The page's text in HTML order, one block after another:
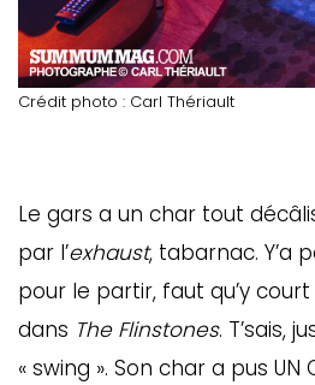
Crédit photo : Carl Thériault
Le gars a un char tout
par l’exhaust, tabarnac. Y’a
pour le partir, faut qu’y
dans TheFlinstones. T’sais,
« swing ». Son char a pus UN